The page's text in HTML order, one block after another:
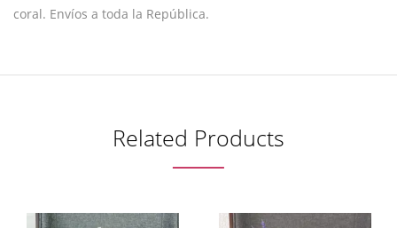
coral. Envíos a toda la República.
Related Products